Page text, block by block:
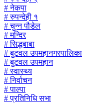
# नेकपा
# रुपन्देही १
# चुन्न पौडेल
# मन्दिर
# सिद्धबाबा
# बुटवल उपमहानगरपालिका
# बुटवल उपमहान
# स्वास्थ्य
# निर्वाचन
# पाल्पा
# प्रतिनिधि सभा